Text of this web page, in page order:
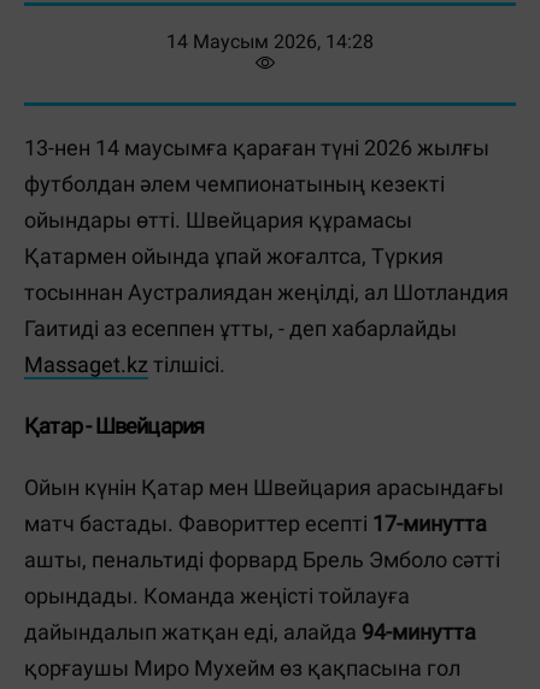
14 Маусым 2026, 14:28
13-нен 14 маусымға қараған түні 2026 жылғы
футболдан әлем чемпионатының кезекті
ойындары өтті. Швейцария құрамасы
Қатармен ойында ұпай жоғалтса, Түркия
тосыннан Аустралиядан жеңілді, ал Шотландия
Гаитиді аз есеппен ұтты, - деп хабарлайды
Massaget.kz тілшісі.
Қатар - Швейцария
Ойын күнін Қатар мен Швейцария арасындағы
матч бастады. Фавориттер есепті 17-минутта
ашты, пенальтиді форвард Брель Эмболо сәтті
орындады. Команда жеңісті тойлауға
дайындалып жатқан еді, алайда 94-минутта
қорғаушы Миро Мухейм өз қақпасына гол